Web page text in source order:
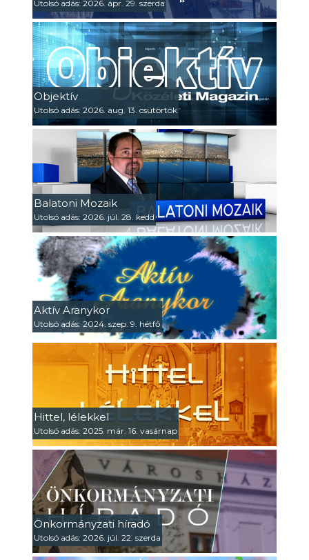
Utolsó adás: 2026. ápr. 29. szerda
Objektív
Utolsó adás: 2026. aug. 13. csütörtök
Balatoni Mozaik
Utolsó adás: 2026. júl. 28. kedd
Aktív Aranykor
Utolsó adás: 2024. szep. 9. hétfő
Hittel, lélekkel
Utolsó adás: 2025. már. 16. vasárnap
Önkormányzati híradó
Utolsó adás: 2026. júl. 22. szerda